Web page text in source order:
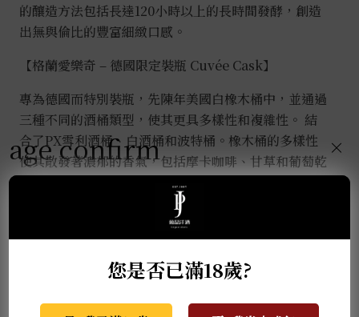
的釀造方法包括長達120小時以上的長時間發酵，創造
出無與倫比的豐富細緻口感。
【格蘭愛樂奇 – 德國限定裝瓶 Cuvée Cask】
專為德國而特別裝瓶，先陳年美國白橡木桶中，並通過
三種不同的酒桶類型，使其更具多樣性和複雜性。 結
合了PX雪利酒桶、白酒桶和波特桶。橡木桶的多樣性
使其散發著濃郁的香氣，包括摩卡咖啡、甘草和葡萄乾
的香氣，接著是黑糖、蜜汁櫻桃和成熟水果的香氣。口
感層次豐富，有焦糖、石南花蜂蜜、肉桂香料、生薑和
age confirm
您是否已滿18歲?
×